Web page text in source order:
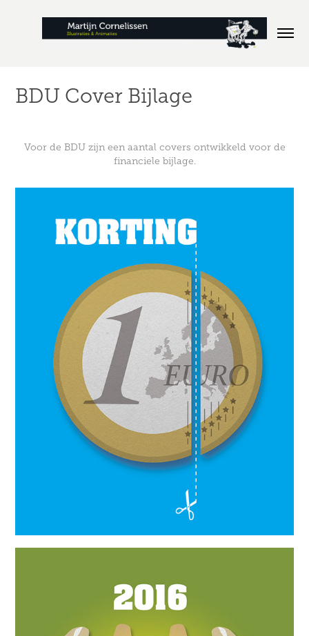
BDU Cover Bijlage
Voor de BDU zijn een aantal covers ontwikkeld voor de
financiele bijlage.